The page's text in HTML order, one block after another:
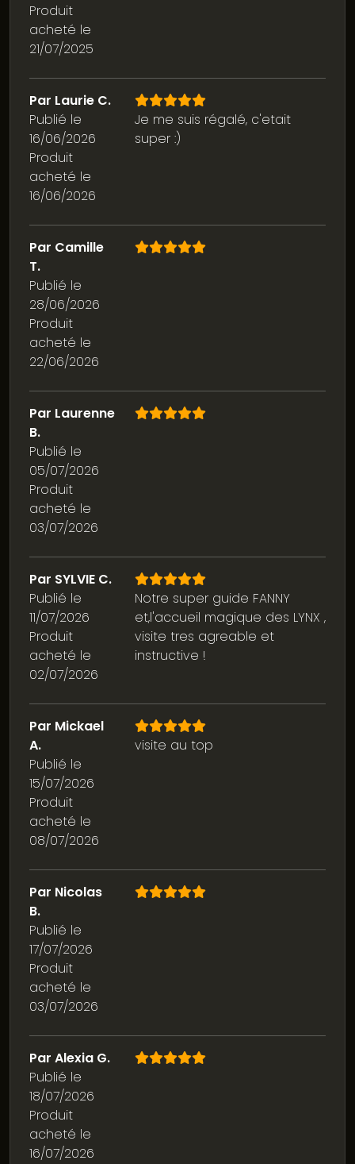
Produit
acheté le
21/07/2025
Par Laurie C.
Publié le
16/06/2026
Produit
acheté le
16/06/2026
Je me suis régalé, c'etait
super :)
Par Camille
T.
Publié le
28/06/2026
Produit
acheté le
22/06/2026
Par Laurenne
B.
Publié le
05/07/2026
Produit
acheté le
03/07/2026
Par SYLVIE C.
Publié le
11/07/2026
Produit
acheté le
02/07/2026
Notre super guide FANNY
et,l'accueil magique des LYNX ,
visite tres agreable et
instructive !
Par Mickael
A.
Publié le
15/07/2026
Produit
acheté le
08/07/2026
visite au top
Par Nicolas
B.
Publié le
17/07/2026
Produit
acheté le
03/07/2026
Par Alexia G.
Publié le
18/07/2026
Produit
acheté le
16/07/2026